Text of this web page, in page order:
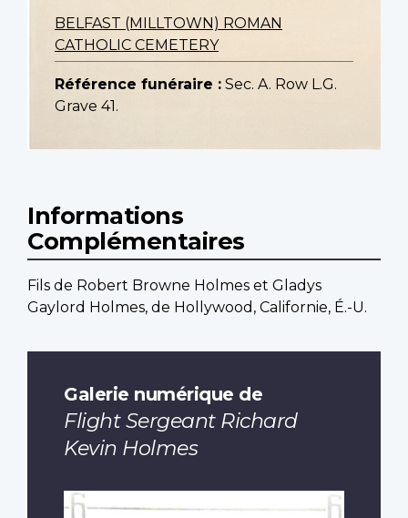
BELFAST (MILLTOWN) ROMAN
CATHOLIC CEMETERY
Référence funéraire : Sec. A. Row L.G.
Grave 41.
Informations
Complémentaires
Fils de Robert Browne Holmes et Gladys
Gaylord Holmes, de Hollywood, Californie, É.-U.
Galerie numérique de
Flight Sergeant Richard
Kevin Holmes